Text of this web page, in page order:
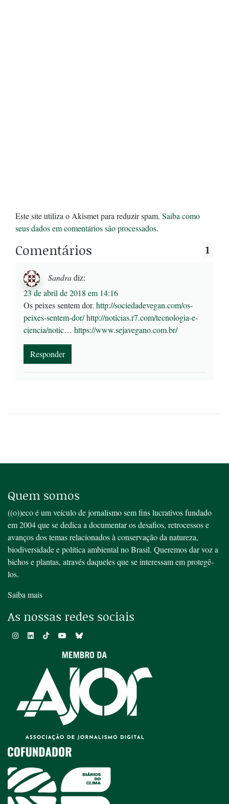
Este site utiliza o Akismet para reduzir spam. Saiba como
seus dados em comentários são processados.
Comentários 1
Sandradiz:
23 de abril de 2018 em 14:16
Os peixes sentem dor. http://sociedadevegan.com/os-
peixes-sentem-dor/http://noticias.r7.com/tecnologia-e-
ciencia/notic… https://www.sejavegano.com.br/
Responder
Quem somos
((o))eco é um veículo de jornalismo sem fins lucrativos fundado
em 2004 que se dedica a documentar os desafios, retrocessos e
avanços dos temas relacionados à conservação da natureza,
biodiversidade e política ambiental no Brasil. Queremos dar voz a
bichos e plantas, através daqueles que se interessam em protegê-
los.
Saiba mais
As nossas redes sociais
Seja membro e faça parte do maior portal de
jornalismo ambiental do país!